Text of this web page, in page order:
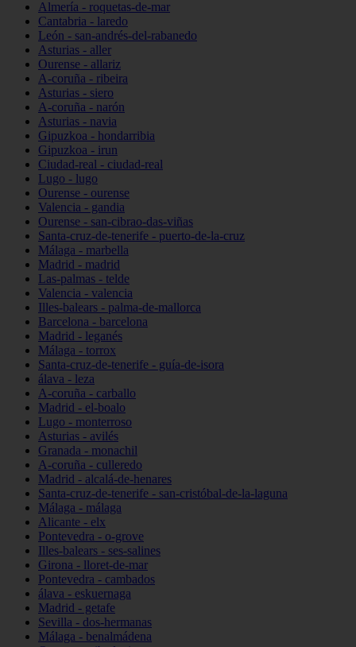
Almería - roquetas-de-mar
Cantabria - laredo
León - san-andrés-del-rabanedo
Asturias - aller
Ourense - allariz
A-coruña - ribeira
Asturias - siero
A-coruña - narón
Asturias - navia
Gipuzkoa - hondarribia
Gipuzkoa - irun
Ciudad-real - ciudad-real
Lugo - lugo
Ourense - ourense
Valencia - gandia
Ourense - san-cibrao-das-viñas
Santa-cruz-de-tenerife - puerto-de-la-cruz
Málaga - marbella
Madrid - madrid
Las-palmas - telde
Valencia - valencia
Illes-balears - palma-de-mallorca
Barcelona - barcelona
Madrid - leganés
Málaga - torrox
Santa-cruz-de-tenerife - guía-de-isora
álava - leza
A-coruña - carballo
Madrid - el-boalo
Lugo - monterroso
Asturias - avilés
Granada - monachil
A-coruña - culleredo
Madrid - alcalá-de-henares
Santa-cruz-de-tenerife - san-cristóbal-de-la-laguna
Málaga - málaga
Alicante - elx
Pontevedra - o-grove
Illes-balears - ses-salines
Girona - lloret-de-mar
Pontevedra - cambados
álava - eskuernaga
Madrid - getafe
Sevilla - dos-hermanas
Málaga - benalmádena